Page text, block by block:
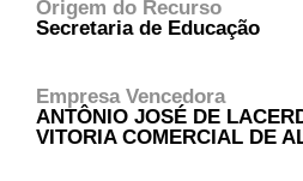
Origem do Recurso
Secretaria de Educação
Empresa Vencedora
ANTÔNIO JOSÉ DE
VITORIA COMERCIAL DE